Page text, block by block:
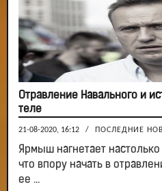
Отравление Навального и
теле
21-08-2020, 16:12 / ПОСЛЕДНИЕ
Ярмыш нагнетает
что впору начать в
ее ...